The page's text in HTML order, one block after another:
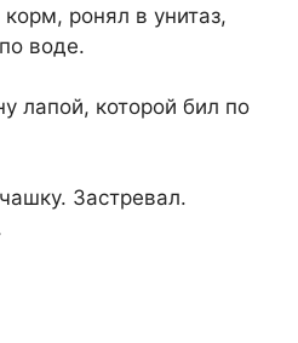
ронял в унитаз,
воде.
лапой, которой бил по
Застревал.